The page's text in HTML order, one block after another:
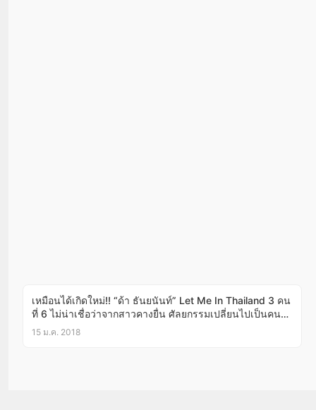
เหมือนได้เกิดใหม่!! “ด้า ธันยนันท์” Let Me In Thailand 3 คน
ที่ 6 ไม่น่าเชื่อว่าจากสาวคางยื่น ศัลยกรรมเปลี่ยนไปเป็นคนละ
คน!!(ชมคลิป)
15 ม.ค. 2018